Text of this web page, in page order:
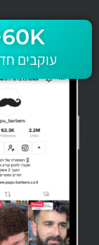
עוקבים
K
60